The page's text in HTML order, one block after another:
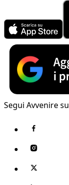
Segui Avvenire su